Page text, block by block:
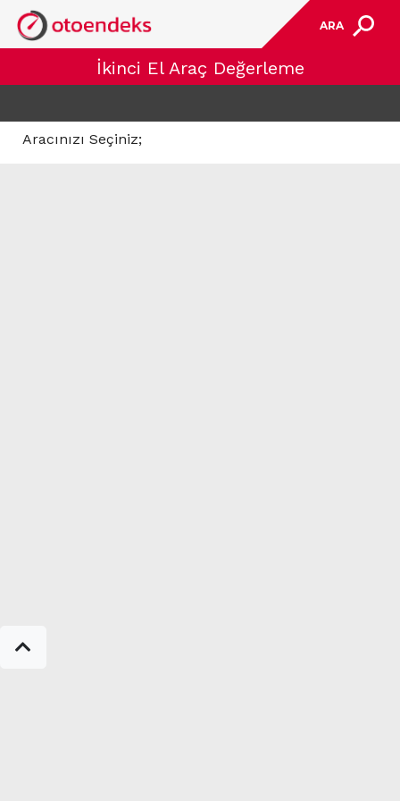
ARA
İkinci El Araç Değerleme
Aracınızı Seçiniz;